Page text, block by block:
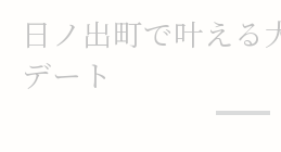
雰囲気重視の居酒屋で
アクセス抜群な居酒屋
居酒屋選びが変える特別な
日ノ出町で叶える
デート